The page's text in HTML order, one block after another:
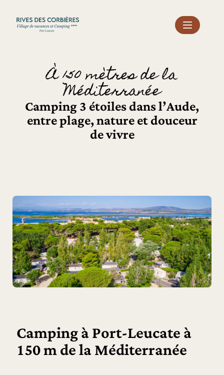
À 150 mètres de la
Méditerranée
Camping 3 étoiles dans l’Aude,
entre plage, nature et douceur
de vivre
Camping à Port-Leucate à
150 m de la Méditerranée